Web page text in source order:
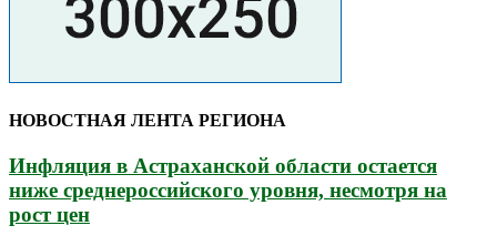
НОВОСТНАЯ ЛЕНТА РЕГИОНА
Инфляция в Астраханской области остается
ниже среднероссийского уровня, несмотря на
рост цен